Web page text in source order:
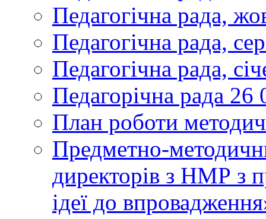
Педагогічна рада,
Педагогічна рада,
Педагогічна рада,
Педагорічна рада 26
План роботи
Предметно-
директорів з НМР з
ідеї до